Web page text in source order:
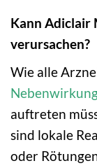
Kann Adiclair
verursachen?
Wie alle
auftreten
sind lokale
oder